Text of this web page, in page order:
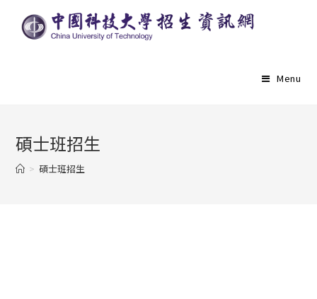
Menu
碩士班招生
> 碩士班招生